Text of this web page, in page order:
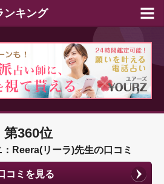
ンキング
第360位
Reera(リーラ)先生の口コミ
コミを見る